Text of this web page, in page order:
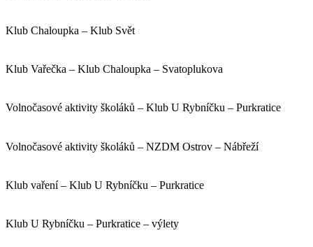
Klub Chaloupka – Klub Svět
Klub Vařečka – Klub Chaloupka – Svatoplukova
Volnočasové aktivity školáků – Klub U Rybníčku – Purkratice
Volnočasové aktivity školáků – NZDM Ostrov – Nábřeží
Klub vaření – Klub U Rybníčku – Purkratice
Klub U Rybníčku – Purkratice – výlety